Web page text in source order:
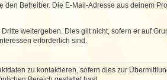
Betreiber. Die E-Mail-Adresse aus deinem
weitergeben. Dies gilt nicht, sofern er auf
erforderlich sind.
zu kontaktieren, sofern dies zur